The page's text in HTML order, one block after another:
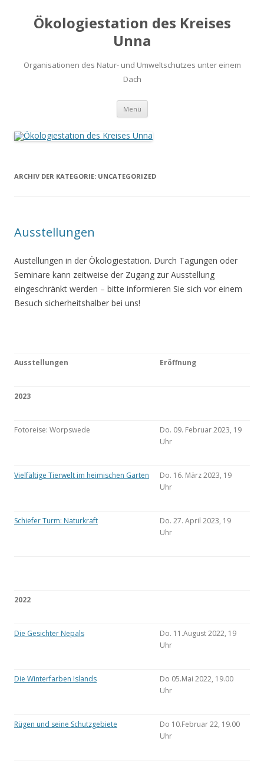
Ökologiestation des Kreises
Unna
Organisationen des Natur- und Umweltschutzes unter einem
Dach
Menü Zum
springen
ARCHIV DER KATEGORIE: UNCATEGORIZED
Ausstellungen
Austellungen in der Ökologiestation. Durch Tagungen oder
Seminare kann zeitweise der Zugang zur Ausstellung
eingeschränkt werden – bitte informieren Sie sich vor einem
Besuch sicherheitshalber bei uns!
Ausstellungen Eröffnung
2023
Fotoreise: Worpswede
Do. 09. Februar 2023, 19
Uhr
Vielfältige Tierwelt im heimischen Garten
Do. 16. März 2023, 19
Uhr
Schiefer Turm: Naturkraft
Do. 27. April 2023, 19
Uhr
2022
Die Gesichter Nepals
Do. 11.August 2022, 19
Uhr
Die Winterfarben Islands
Do 05.Mai 2022, 19.00
Uhr
Rügen und seine Schutzgebiete
Do 10.Februar 22, 19.00
Uhr